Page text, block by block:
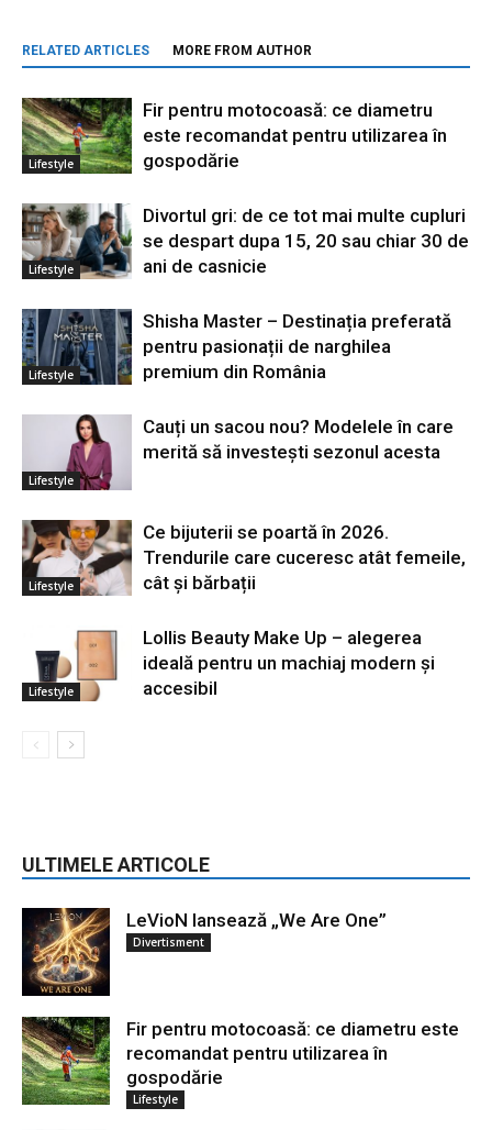
RELATED ARTICLES MORE FROM AUTHOR
Lifestyle
Fir pentru motocoasă: ce diametru
este recomandat pentru utilizarea în
gospodărie
Lifestyle
Divortul gri: de ce tot mai multe cupluri
se despart dupa 15, 20 sau chiar 30 de
ani de casnicie
Lifestyle
Shisha Master – Destinația preferată
pentru pasionații de narghilea
premium din România
Lifestyle
Cauți un sacou nou? Modelele în care
merită să investești sezonul acesta
Lifestyle
Ce bijuterii se poartă în 2026.
Trendurile care cuceresc atât femeile,
cât și bărbații
Lifestyle
Lollis Beauty Make Up – alegerea
ideală pentru un machiaj modern și
accesibil
ULTIMELE ARTICOLE
LeVioN lansează „We Are One”
Divertisment
Fir pentru motocoasă: ce diametru este
recomandat pentru utilizarea în
gospodărie
Lifestyle